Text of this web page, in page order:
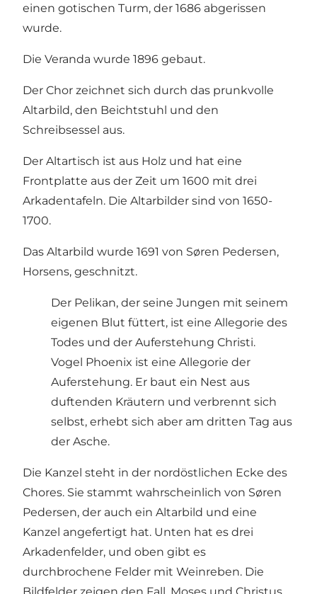
einen gotischen Turm, der 1686 abgerissen
wurde.
Die Veranda wurde 1896 gebaut.
Der Chor zeichnet sich durch das prunkvolle
Altarbild, den Beichtstuhl und den
Schreibsessel aus.
Der Altartisch ist aus Holz und hat eine
Frontplatte aus der Zeit um 1600 mit drei
Arkadentafeln. Die Altarbilder sind von 1650-
1700.
Das Altarbild wurde 1691 von Søren Pedersen,
Horsens, geschnitzt.
Der Pelikan, der seine Jungen mit seinem
eigenen Blut füttert, ist eine Allegorie des
Todes und der Auferstehung Christi.
Vogel Phoenix ist eine Allegorie der
Auferstehung. Er baut ein Nest aus
duftenden Kräutern und verbrennt sich
selbst, erhebt sich aber am dritten Tag aus
der Asche.
Die Kanzel steht in der nordöstlichen Ecke des
Chores. Sie stammt wahrscheinlich von Søren
Pedersen, der auch ein Altarbild und eine
Kanzel angefertigt hat. Unten hat es drei
Arkadenfelder, und oben gibt es
durchbrochene Felder mit Weinreben. Die